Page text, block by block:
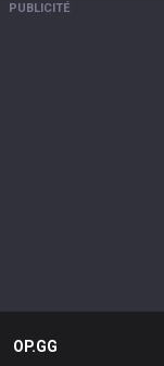
PUBLICITÉ
OP.GG